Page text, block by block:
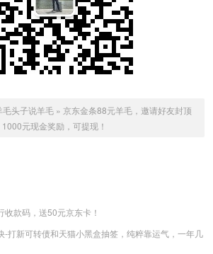
毛头子说羊毛» 京东金条88元羊毛，邀请好友封顶
1000元现金奖励，可提现！
收款码，送50元京东卡！
-打新可转债和天猫小黑盒抽签，纯粹靠运气，一年几